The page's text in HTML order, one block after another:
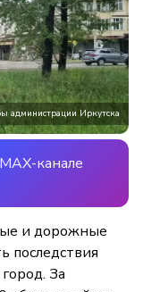
администрации Иркутска
канале
и дорожные
последствия
За